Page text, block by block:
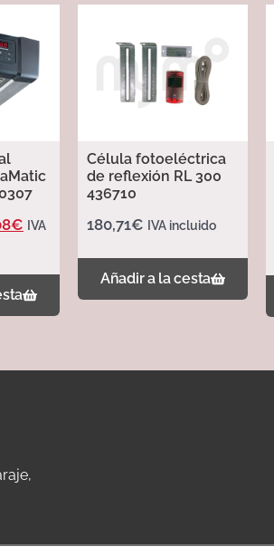
€ IVA
Célula fotoeléctrica
de reflexión RL 300
436710
180,71€ IVA incluido
Añadir a la cesta